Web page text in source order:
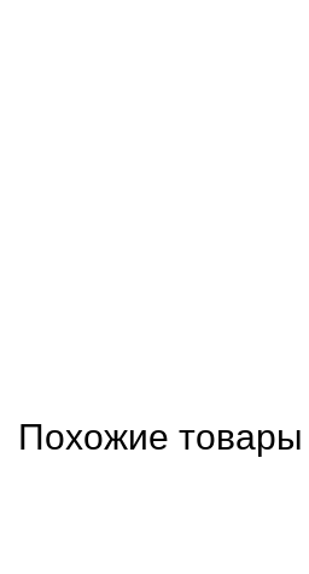
Похожие товары